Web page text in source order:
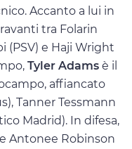
Accanto a lui in
tra Folarin
(PSV) e Haji Wright
Tyler Adams è il
affiancato
Tanner Tessmann
Madrid). In difesa,
Antonee Robinson